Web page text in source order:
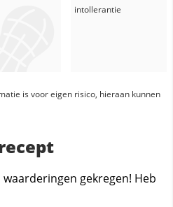
intollerantie
is voor eigen risico, hieraan kunnen
gekregen! Heb